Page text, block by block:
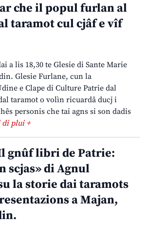
che il popul furlan al
taramot cul cjâf e vîf
a lis 18,30 te Glesie di Sante Marie
Glesie Furlane, cun la
e Clape di Culture Patrie dal
taramot o volìn ricuardâ ducj i
personis che tai agns si son dadis
plui +
gnûf libri de Patrie:
scjas» di Agnul
la storie dai taramots
a Majan,